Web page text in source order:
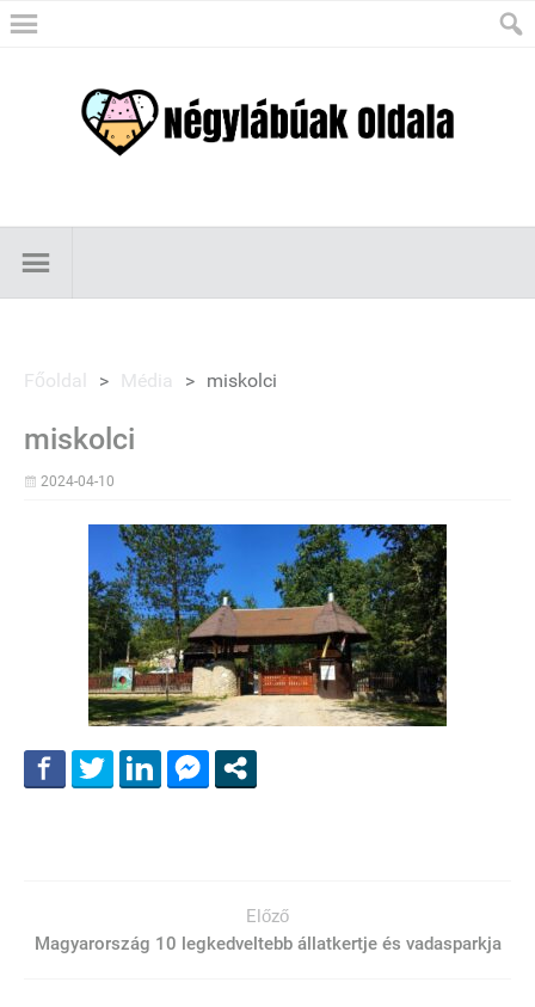
Főoldal > Média > miskolci
miskolci
2024-04-10
Előző
Magyarország 10 legkedveltebb állatkertje és vadasparkja